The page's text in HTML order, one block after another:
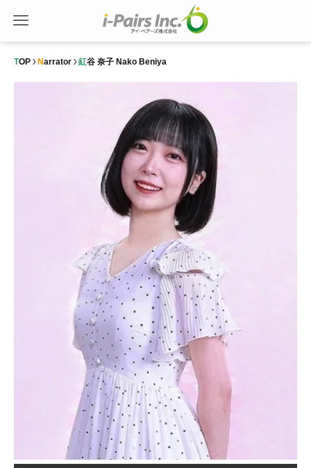
TOP Narrator 紅谷 奈子 Nako Beniya